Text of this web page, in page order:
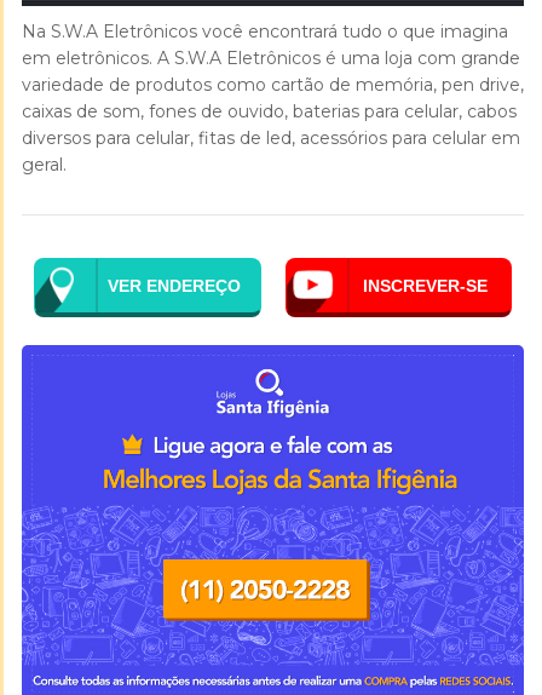
Na S.W.A Eletrônicos você encontrará tudo o que imagina
em eletrônicos. A S.W.A Eletrônicos é uma loja com grande
variedade de produtos como cartão de memória, pen drive,
caixas de som, fones de ouvido, baterias para celular, cabos
diversos para celular, fitas de led, acessórios para celular em
geral.
VER ENDEREÇO INSCREVER-SE